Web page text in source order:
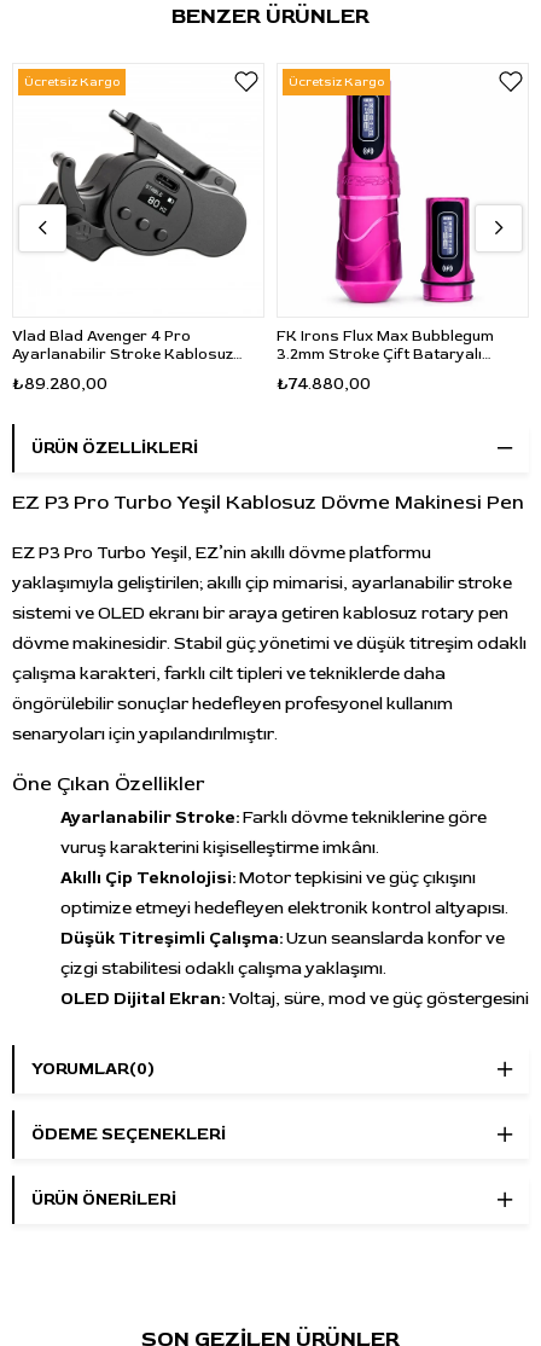
BENZER ÜRÜNLER
Vlad Blad Avenger 4 Pro
Ayarlanabilir Stroke Kablosuz
Grip - Siyah
₺89.280,00
Ücretsiz Kargo
FK Irons Flux Max Bubblegum
3.2mm Stroke Çift Bataryalı
Pembe
₺74.880,00
Ücretsiz Kargo
ÜRÜN ÖZELLIKLERI
EZ P3 Pro Turbo Yeşil Kablosuz Dövme Makinesi Pen
EZ P3 Pro Turbo Yeşil, EZ’nin akıllı dövme platformu
yaklaşımıyla geliştirilen; akıllı çip mimarisi, ayarlanabilir stroke
sistemi ve OLED ekranı bir araya getiren kablosuz rotary pen
dövme makinesidir. Stabil güç yönetimi ve düşük titreşim odaklı
çalışma karakteri, farklı cilt tipleri ve tekniklerde daha
öngörülebilir sonuçlar hedefleyen profesyonel kullanım
senaryoları için yapılandırılmıştır.
Öne Çıkan Özellikler
Ayarlanabilir Stroke:Farklı dövme tekniklerine göre
vuruş karakterini kişiselleştirme imkânı.
Akıllı Çip Teknolojisi:Motor tepkisini ve güç çıkışını
optimize etmeyi hedefleyen elektronik kontrol altyapısı.
Düşük Titreşimli Çalışma:Uzun seanslarda konfor ve
çizgi stabilitesi odaklı çalışma yaklaşımı.
OLED Dijital Ekran:Voltaj, süre, mod ve güç göstergesini
Push (İtiş) Modu:
Daha tok ve kararlı vuruş hissi isteyen
hızlı başlangıç sağlar.
yönetimi için otomatik kapanma.
Fine line ve detay çizgi çalışmaları
YORUMLAR(0)
ÖDEME SEÇENEKLERI
ÜRÜN ÖNERILERI
SON GEZİLEN ÜRÜNLER